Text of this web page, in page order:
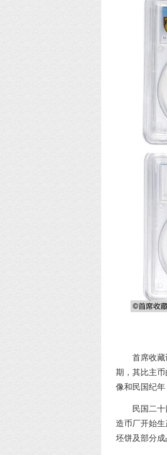
首席收
期，其比主
像和民国纪年
民国二
造币厂开始生
坯饼及部分成